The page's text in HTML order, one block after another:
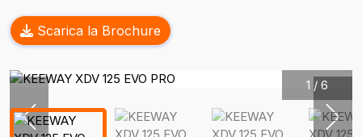
Scarica la Brochure
1 / 6